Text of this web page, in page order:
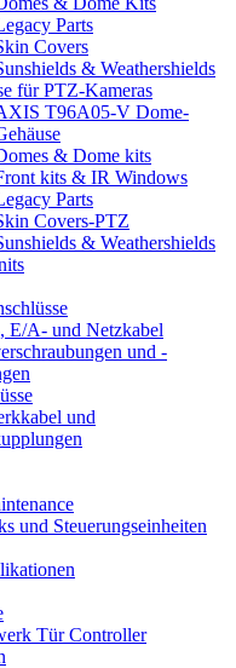
Parts
Covers
& Weathershields
für PTZ-Kameras
T96A05-V Dome-
& Dome kits
kits & IR Windows
Parts
Covers-PTZ
& Weathershields
E/A- und Netzkabel
und -
und
und Steuerungseinheiten
Tür Controller